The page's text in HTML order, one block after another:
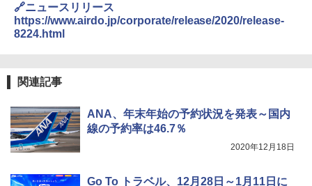
付き ヒグマ・イノシシ対策 自治体・教育機
関の購入実績 登山・キャンプ・アウトドア・
DEWEL パラソル 大型 ビーチ アウトドアパ
ラソル ガーデン サイトシート付 折りたたみ
防水 UVカット 4段階高さ調整 軽量 収納袋付
🔗ニュースリリース
https://www.airdo.jp/corporate/release/2020/release-
8224.html
関連記事
ANA、年末年始の予約状況を発表～国内
線の予約率は46.7％
2020年12月18日
Go To トラベル、12月28日～1月11日に